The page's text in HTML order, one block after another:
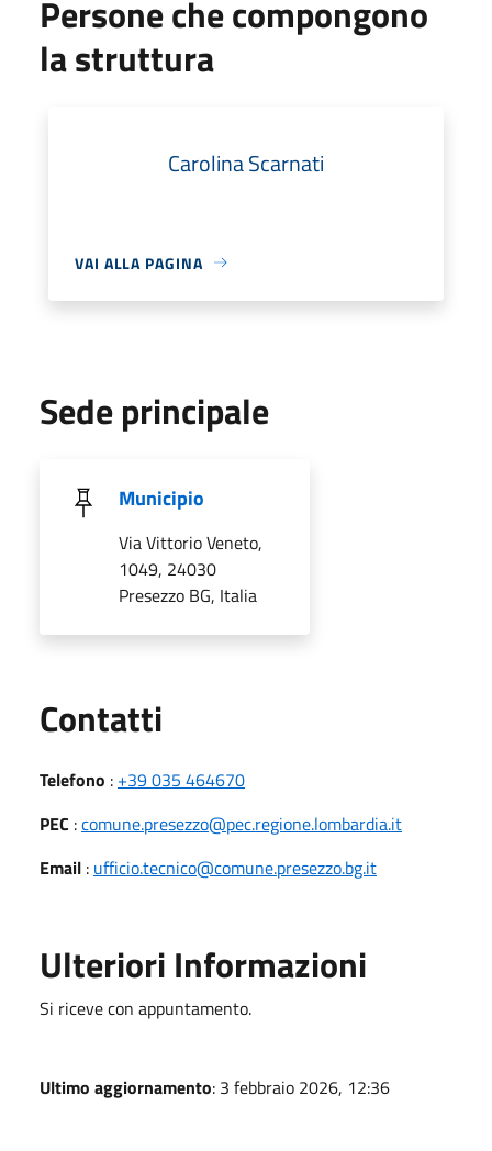
Persone che compongono
la struttura
Carolina Scarnati
VAI ALLA PAGINA
Sede principale
Municipio
Via Vittorio Veneto,
1049, 24030
Presezzo BG, Italia
Contatti
Telefono : +39 035 464670
PEC :comune.presezzo@pec.regione.lombardia.it
Email : ufficio.tecnico@comune.presezzo.bg.it
Ulteriori Informazioni
Si riceve con appuntamento.
Ultimo aggiornamento: 3 febbraio 2026, 12:36